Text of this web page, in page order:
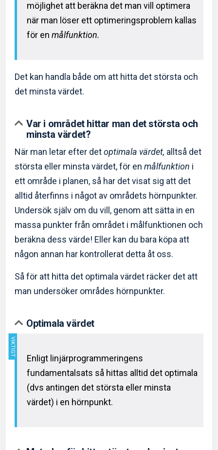
möjlighet att beräkna det man vill optimera
när man löser ett optimeringsproblem kallas
för en målfunktion.
Det kan handla både om att hitta det största och
det minsta värdet.
Var i området hittar man det största och
minsta värdet?
När man letar efter detoptimala värdet, alltså det
största eller minsta värdet, för en målfunktion i
ett område i planen, så har det visat sig att det
alltid återfinns i något av områdets hörnpunkter.
Undersök själv om du vill, genom att sätta in en
massa punkter från området i målfunktionen och
beräkna dess värde! Eller kan du bara köpa att
någon annan har kontrollerat detta åt oss.
Så för att hitta det optimala värdet räcker det att
man undersöker områdes hörnpunkter.
Optimala värdet
Enligt linjärprogrammeringens
fundamentalsats så hittas alltid det optimala
(dvs antingen det största eller minsta
värdet) i en hörnpunkt.